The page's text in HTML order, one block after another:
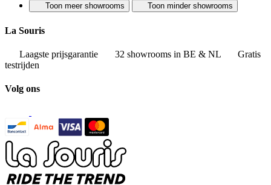
Toon meer showrooms Toon minder showrooms
La Souris
Laagste prijsgarantie 32 showrooms in BE & NL
Gratis
testrijden
Volg ons